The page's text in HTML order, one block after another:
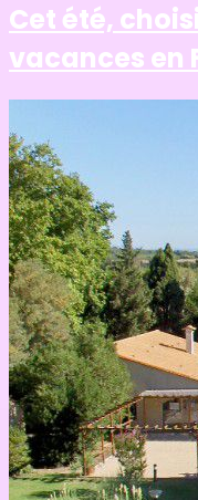
Cet été,
vacances en